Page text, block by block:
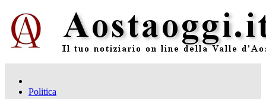
Politica